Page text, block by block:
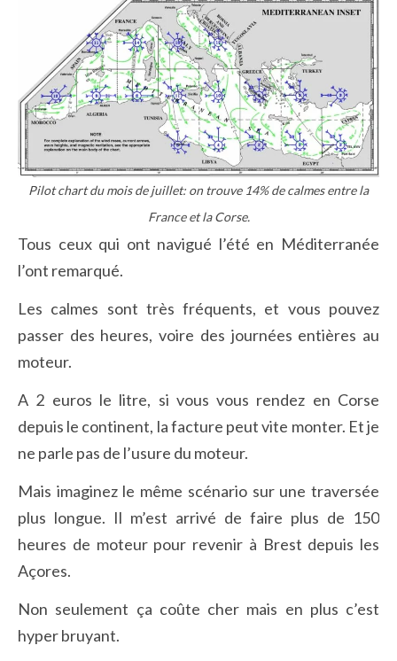
Pilot chart du mois de juillet: on trouve 14% de calmes entre la
France et la Corse.
Tous ceux qui ont navigué l’été en Méditerranée
l’ont remarqué.
Les calmes sont très fréquents, et vous pouvez
passer des heures, voire des journées entières au
moteur.
A 2 euros le litre, si vous vous rendez en Corse
depuis le continent, la facture peut vite monter. Et je
ne parle pas de l’usure du moteur.
Mais imaginez le même scénario sur une traversée
plus longue. Il m’est arrivé de faire plus de 150
heures de moteur pour revenir à Brest depuis les
Açores.
Non seulement ça coûte cher mais en plus c’est
hyper bruyant.